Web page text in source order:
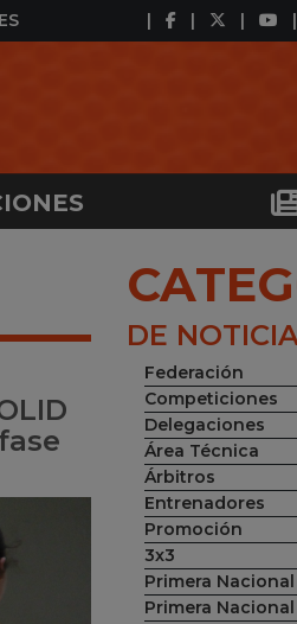
DE
Federación
Competiciones
Delegaciones
Área Técnica
Árbitros
Entrenadores
Promoción
3x3
Primera
Primera